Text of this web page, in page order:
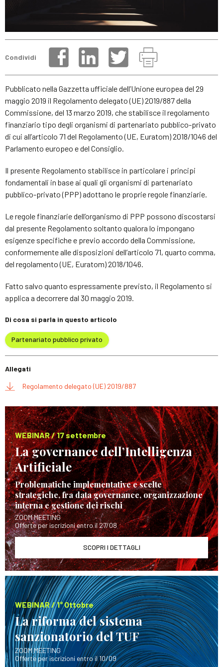
Condividi
Pubblicato nella Gazzetta ufficiale dell’Unione europea del 29
maggio 2019 il Regolamento delegato (UE) 2019/887 della
Commissione, del 13 marzo 2019, che stabilisce il regolamento
finanziario tipo degli organismi di partenariato pubblico-privato
di cui all’articolo 71 del Regolamento (UE, Euratom) 2018/1046 del
Parlamento europeo e del Consiglio.
Il presente Regolamento stabilisce in particolare i principi
fondamentali in base ai quali gli organismi di partenariato
pubblico-privato (PPP) adottano le proprie regole finanziarie.
Le regole finanziarie dell’organismo di PPP possono discostarsi
dal presente Regolamento soltanto qualora lo impongano
esigenze specifiche e previo accordo della Commissione,
conformemente alle disposizioni dell’articolo 71, quarto comma,
del regolamento (UE, Euratom) 2018/1046.
Fatto salvo quanto espressamente previsto, il Regolamento si
applica a decorrere dal 30 maggio 2019.
Di cosa si parla in questo articolo
Partenariato pubblico privato
Allegati
Regolamento delegato (UE) 2019/887
WEBINAR / 17 settembre
La governance dell’Intelligenza
Artificiale
Problematiche implementative e scelte
strategiche, fra data governance, organizzazione
interna e gestione dei rischi
ZOOM MEETING
Offerte per iscrizioni entro il 27/08
SCOPRI I DETTAGLI
WEBINAR / 1° Ottobre
La riforma del sistema
sanzionatorio del TUF
ZOOM MEETING
Offerte per iscrizioni entro il 10/09